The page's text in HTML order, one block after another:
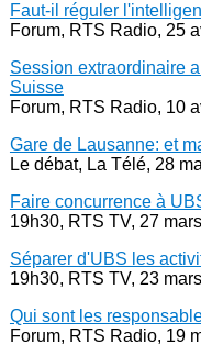
Faut-il réguler
Forum, RTS Radio, 25
Session extraordinaire
Suisse
Forum, RTS Radio, 10
Gare de Lausanne: et
Le débat, La Télé, 28
Faire concurrence à
19h30, RTS TV, 27
Séparer d'UBS les
19h30, RTS TV, 23
Qui sont les
Forum, RTS Radio, 19